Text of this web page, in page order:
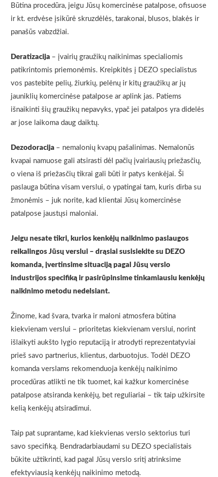
Būtina procedūra, jeigu Jūsų komercinėse patalpose, ofisuose
ir kt. erdvėse įsikūrė skruzdėlės, tarakonai, blusos, blakės ir
panašūs vabzdžiai.
Deratizacija – įvairių graužikų naikinimas specialiomis
patikrintomis priemonėmis. Kreipkitės į DEZO specialistus
vos pastebite pelių, žiurkių, pelėnų ir kitų graužikų ar jų
jauniklių komercinėse patalpose ar aplink jas. Patiems
išnaikinti šių graužikų nepavyks, ypač jei patalpos yra didelės
ar jose laikoma daug daiktų.
Dezodoracija – nemalonių kvapų pašalinimas. Nemalonūs
kvapai namuose gali atsirasti dėl pačių įvairiausių priežasčių,
o viena iš priežasčių tikrai gali būti ir patys kenkėjai. Ši
paslauga būtina visam verslui, o ypatingai tam, kuris dirba su
žmonėmis – juk norite, kad klientai Jūsų komercinėse
patalpose jaustųsi maloniai.
Jeigu nesate tikri, kurios kenkėjų naikinimo paslaugos
reikalingos Jūsų verslui – drąsiai susisiekite su DEZO
komanda, įvertinsime situaciją pagal Jūsų verslo
industrijos specifiką ir pasirūpinsime tinkamiausiu kenkėjų
naikinimo metodu nedelsiant.
Žinome, kad švara, tvarka ir maloni atmosfera būtina
kiekvienam verslui – prioritetas kiekvienam verslui, norint
išlaikyti aukšto lygio reputaciją ir atrodyti reprezentatyviai
prieš savo partnerius, klientus, darbuotojus. Todėl DEZO
komanda verslams rekomenduoja kenkėjų naikinimo
procedūras atlikti ne tik tuomet, kai kažkur komercinėse
patalpose atsiranda kenkėjų, bet reguliariai – tik taip užkirsite
kelią kenkėjų atsiradimui.
Taip pat suprantame, kad kiekvienas verslo sektorius turi
savo specifiką. Bendradarbiaudami su DEZO specialistais
būkite užtikrinti, kad pagal Jūsų verslo sritį atrinksime
efektyviausią kenkėjų naikinimo metodą.